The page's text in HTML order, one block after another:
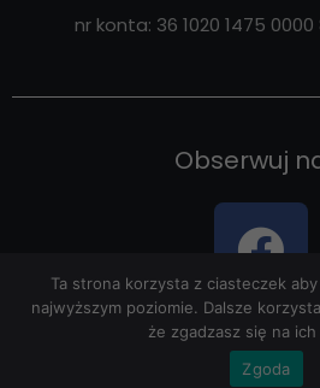
nr konta: 36 1020 1475 0000
Obserwuj
Ta strona korzysta z ciasteczek
najwyższym poziomie. Dalsze
że zgadzasz się na ich
Zgoda